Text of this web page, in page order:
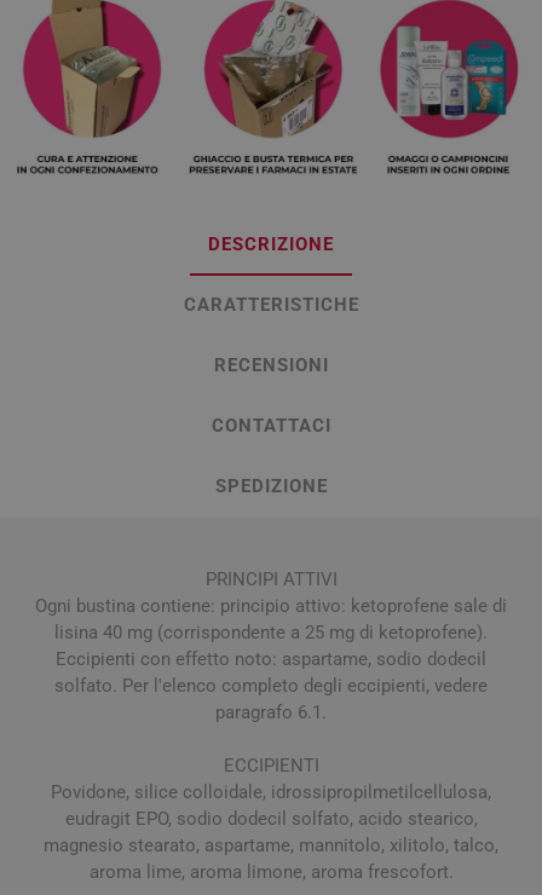
DESCRIZIONE
CARATTERISTICHE
RECENSIONI
CONTATTACI
SPEDIZIONE
PRINCIPI ATTIVI
Ogni bustina contiene: principio attivo: ketoprofene sale di
lisina 40 mg (corrispondente a 25 mg di ketoprofene).
Eccipienti con effetto noto: aspartame, sodio dodecil
solfato. Per l'elenco completo degli eccipienti, vedere
paragrafo 6.1.
ECCIPIENTI
Povidone, silice colloidale, idrossipropilmetilcellulosa,
eudragit EPO, sodio dodecil solfato, acido stearico,
magnesio stearato, aspartame, mannitolo, xilitolo, talco,
aroma lime, aroma limone, aroma frescofort.